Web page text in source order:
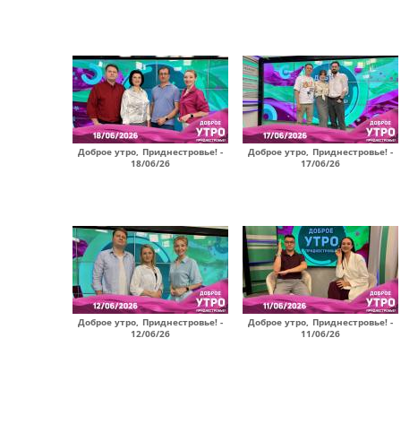
Доброе утро, Приднестровье! -
18/06/26
Доброе утро, Приднестровье! -
17/06/26
Доброе утро, Приднестровье! -
12/06/26
Доброе утро, Приднестровье! -
11/06/26